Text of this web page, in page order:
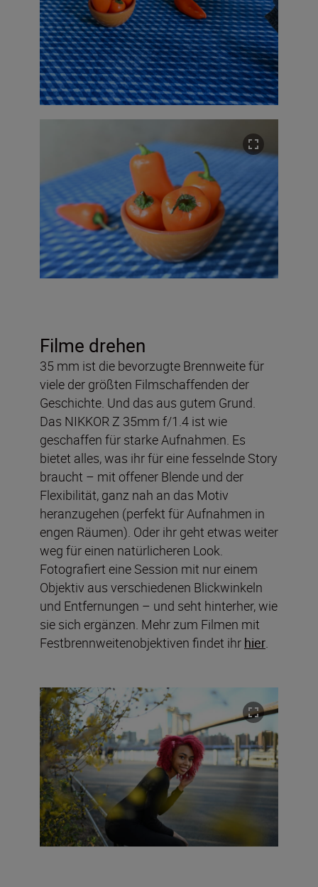
Filme drehen
35 mm ist die bevorzugte Brennweite für
viele der größten Filmschaffenden der
Geschichte. Und das aus gutem Grund.
Das NIKKOR Z 35mm f/1.4 ist wie
geschaffen für starke Aufnahmen. Es
bietet alles, was ihr für eine fesselnde Story
braucht – mit offener Blende und der
Flexibilität, ganz nah an das Motiv
heranzugehen (perfekt für Aufnahmen in
engen Räumen). Oder ihr geht etwas weiter
weg für einen natürlicheren Look.
Fotografiert eine Session mit nur einem
Objektiv aus verschiedenen Blickwinkeln
und Entfernungen – und seht hinterher, wie
sie sich ergänzen. Mehr zum Filmen mit
Festbrennweitenobjektiven findet ihr hier.